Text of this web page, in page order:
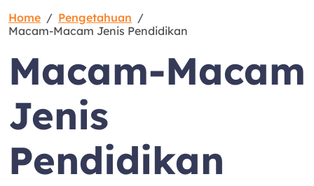
Home
Pengetahuan
Macam-Macam Jenis Pendidikan
Macam-Macam
Jenis
Pendidikan